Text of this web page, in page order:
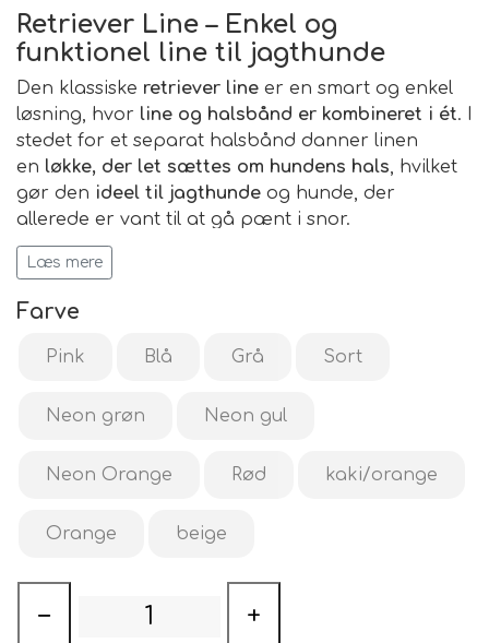
Retriever Line – Enkel og
funktionel line til jagthunde
Den klassiske retriever line er en smart og enkel
løsning, hvor line og halsbånd er kombineret i ét. I
stedet for et separat halsbånd danner linen
en løkke, der let sættes om hundens hals , hvilket
gør den ideel til jagthunde og hunde, der
allerede er vant til at gå pænt i snor.
Retriever linen gør det muligt hurtigt at få hunden
gåture, hvor fleksibilitet er vigtig. Den er
næsten ingenting.
✅ Kombineret line og halsbånd – hurtig at tage af
✅ Lav vægt og let at have med
tykkelser (4–8 mm)
længder (65–180
✅ Tilgængelig i
mange flotte farver
Læs mere
Farve
Pink Blå Grå Sort
Neon grøn Neon gul
Neon Orange Rød kaki/orange
Orange beige
− +